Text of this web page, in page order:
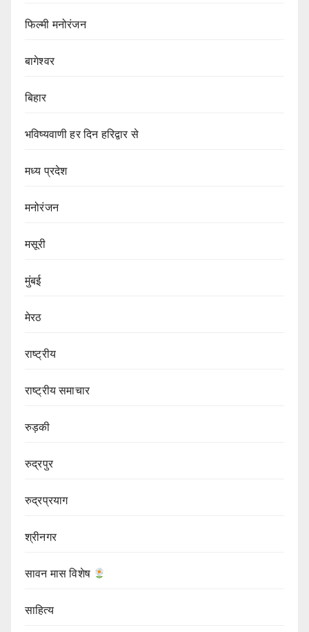
फिल्मी मनोरंजन
बागेश्वर
बिहार
भविष्यवाणी हर दिन हरिद्वार से
मध्य प्रदेश
मनोरंजन
मसूरी
मुंबई
मेरठ
राष्ट्रीय
राष्ट्रीय समाचार
रुड़की
रुद्रपुर
रुद्रप्रयाग
श्रीनगर
सावन मास विशेष
साहित्य